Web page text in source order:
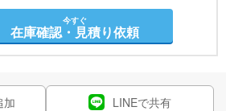
今すぐ
在庫確認・見積り依頼
加 LINEで共有